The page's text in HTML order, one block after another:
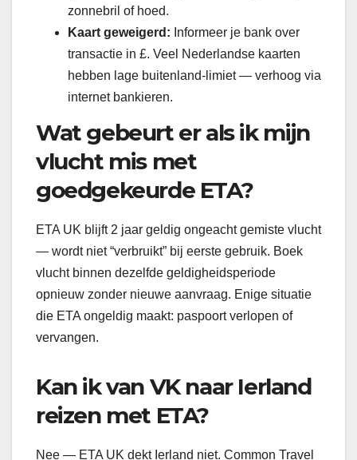
zonnebril of hoed.
Kaart geweigerd: Informeer je bank over
transactie in £. Veel Nederlandse kaarten
hebben lage buitenland-limiet — verhoog via
internet bankieren.
Wat gebeurt er als ik mijn
vlucht mis met
goedgekeurde ETA?
ETA UK blijft 2 jaar geldig ongeacht gemiste vlucht
— wordt niet “verbruikt” bij eerste gebruik. Boek
vlucht binnen dezelfde geldigheidsperiode
opnieuw zonder nieuwe aanvraag. Enige situatie
die ETA ongeldig maakt: paspoort verlopen of
vervangen.
Kan ik van VK naar Ierland
reizen met ETA?
Nee — ETA UK dekt Ierland niet. Common Travel